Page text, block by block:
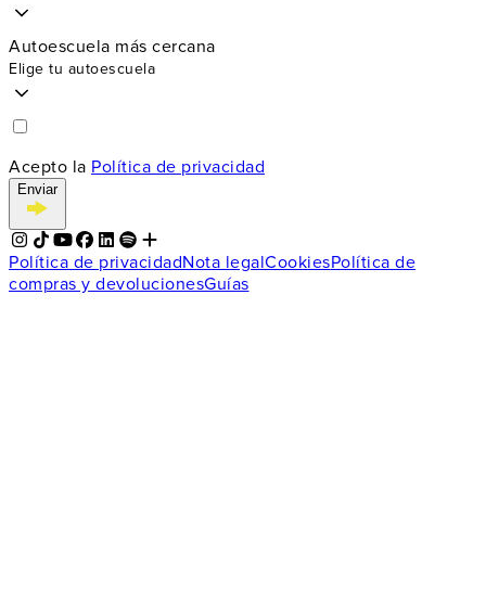
Autoescuela más cercana
Elige tu autoescuela
Acepto la Política de privacidad
Enviar
Política de privacidadNota legalCookiesPolítica de
compras y devolucionesGuías